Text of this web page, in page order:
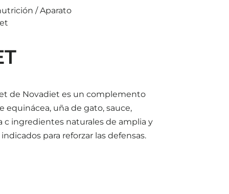
/Aparato
de Novadiet es un complemento
equinácea, uña de gato, sauce,
c ingredientes naturales de amplia y
para reforzar las defensas.